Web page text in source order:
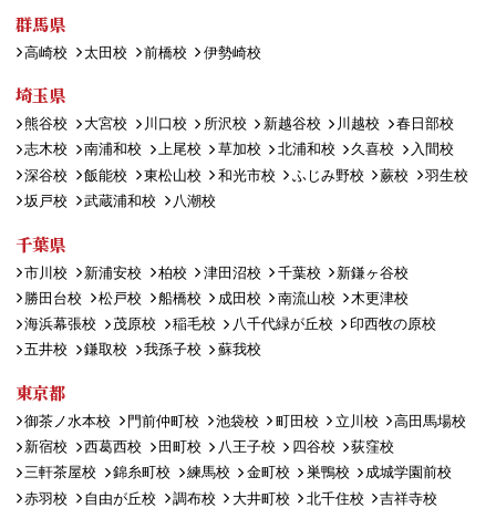
群馬県
高崎校 太田校 前橋校 伊勢崎校
埼玉県
熊谷校 大宮校 川口校 所沢校 新越谷校 川越校
春日部校
志木校
南浦和校 上尾校 草加校 北浦和校 久喜校
入間校
深谷校
飯能校 東松山校 和光市校 ふじみ野校 蕨校
羽生校
坂戸校
武蔵浦和校 八潮校
千葉県
市川校 新浦安校 柏校 津田沼校 千葉校
新鎌ヶ谷校
勝田台校
松戸校 船橋校 成田校 南流山校
木更津校
海浜幕張校
茂原校 稲毛校 八千代緑が丘校
印西牧の原校
五井校
鎌取校 我孫子校 蘇我校
東京都
御茶ノ水本校 門前仲町校 池袋校 町田校 立川校
高田馬場校
新宿校
西葛西校 田町校 八王子校 四谷校
荻窪校
三軒茶屋校
錦糸町校 練馬校 金町校 巣鴨校
成城学園前校
赤羽校
自由が丘校 調布校 大井町校 北千住校
吉祥寺校